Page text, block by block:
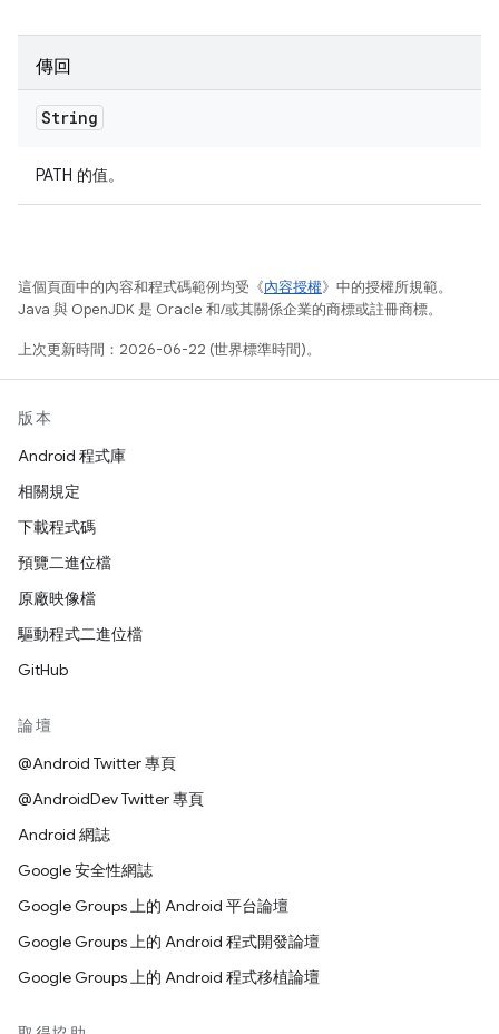
傳回
String
PATH 的值。
這個頁面中的內容和程式碼範例均受《內容授權》中的授權所規範。
Java 與 OpenJDK 是 Oracle 和/或其關係企業的商標或註冊商標。
上次更新時間：2026-06-22 (世界標準時間)。
版本
Android 程式庫
相關規定
下載程式碼
預覽二進位檔
原廠映像檔
驅動程式二進位檔
GitHub
論壇
@Android Twitter 專頁
@AndroidDev Twitter 專頁
Android 網誌
Google 安全性網誌
Google Groups 上的 Android 平台論壇
Google Groups 上的 Android 程式開發論壇
Google Groups 上的 Android 程式移植論壇